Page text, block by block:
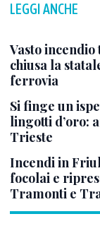
LEGGI ANCHE
Vasto
chiusa la
ferrovia
Si finge un
lingotti d’oro:
Trieste
Incendi in
focolai e
Tramonti e